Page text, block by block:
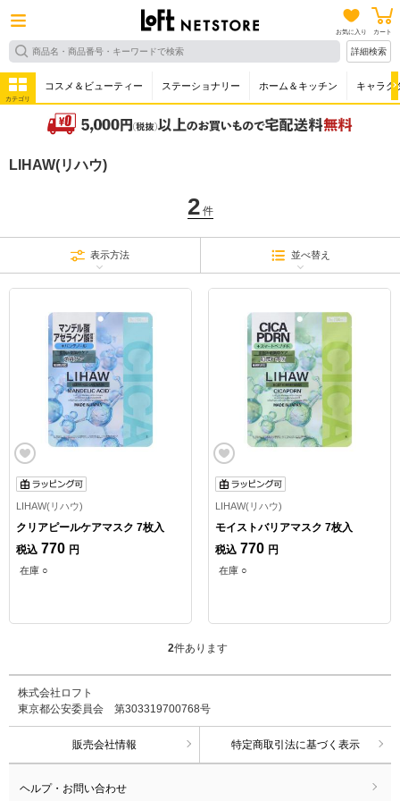
お気に入り カート
詳細検索
カテゴリ
コスメ＆ビューティー ステーショナリー ホーム＆キッチン キャラク
LIHAW(リハウ)
2件
表示方法 並べ替え
LIHAW(リハウ)
クリアピールケアマスク 7枚入
税込 770 円
在庫 ○
LIHAW(リハウ)
モイストバリアマスク 7枚入
税込 770 円
在庫 ○
2件あります
株式会社ロフト
東京都公安委員会 第303319700768号
販売会社情報 特定商取引法に基づく表示
ヘルプ・お問い合わせ